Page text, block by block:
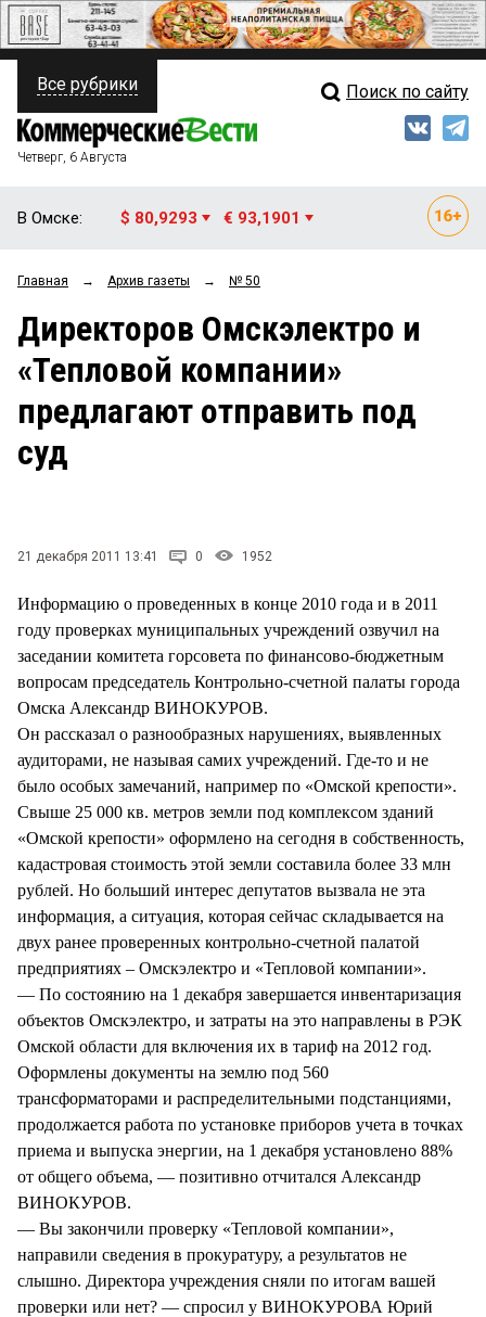
ПОЛИТИКА
ФИНАНСЫ
ОБЩЕСТВО
ЗАКОН
НОВОСТИ КОМПАНИЙ
Свежий выпуск
Рейтинги
Блоги
Архив
Все рубрики Поиск по сайту
Четверг, 6 Августа
В Омске: $ 80,9293 € 93,1901
Главная → Архив газеты → № 50
Директоров Омскэлектро и
«Тепловой компании»
предлагают отправить под
суд
21 декабря 2011 13:41 0 1952
Информацию о проведенных в конце 2010 года и в 2011
году проверках муниципальных учреждений озвучил на
заседании комитета горсовета по финансово-бюджетным
вопросам председатель Контрольно-счетной палаты города
Омска Александр ВИНОКУРОВ.
Он рассказал о разнообразных нарушениях, выявленных
аудиторами, не называя самих учреждений. Где-то и не
было особых замечаний, например по «Омской крепости».
Свыше 25 000 кв. метров земли под комплексом зданий
«Омской крепости» оформлено на сегодня в собственность,
кадастровая стоимость этой земли составила более 33 млн
рублей. Но больший интерес депутатов вызвала не эта
информация, а ситуация, которая сейчас складывается на
двух ранее проверенных контрольно-счетной палатой
предприятиях – Омскэлектро и «Тепловой компании».
— По состоянию на 1 декабря завершается инвентаризация
объектов Омскэлектро, и затраты на это направлены в РЭК
Омской области для включения их в тариф на 2012 год.
Оформлены документы на землю под 560
трансформаторами и распределительными подстанциями,
продолжается работа по установке приборов учета в точках
приема и выпуска энергии, на 1 декабря установлено 88%
от общего объема, — позитивно отчитался Александр
ВИНОКУРОВ.
— Вы закончили проверку «Тепловой компании»,
направили сведения в прокуратуру, а результатов не
слышно. Директора учреждения сняли по итогам вашей
проверки или нет? — спросил у ВИНОКУРОВА Юрий